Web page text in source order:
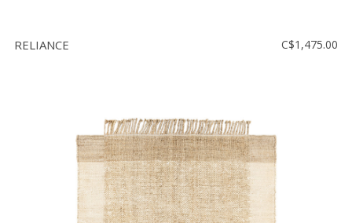
RELIANCE C$1,475.00